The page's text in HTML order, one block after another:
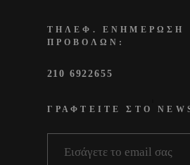
ΤΗΛΕΦ. ΕΝΗΜΕΡΩΣΗ
ΠΡΟΒΟΛΩΝ:
210 6922655
ΓΡΑΦΤΕΙΤΕ ΣΤΟ